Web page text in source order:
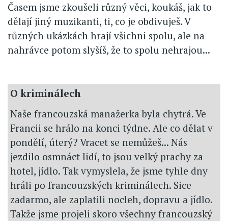
Časem jsme zkoušeli různý věci, koukáš, jak to
dělají jiný muzikanti, ti, co je obdivuješ. V
různých ukázkách hrají všichni spolu, ale na
nahrávce potom slyšíš, že to spolu nehrajou...
O kriminálech
Naše francouzská manažerka byla chytrá. Ve
Francii se hrálo na konci týdne. Ale co dělat v
pondělí, úterý? Vracet se nemůžeš... Nás
jezdilo osmnáct lidí, to jsou velký prachy za
hotel, jídlo. Tak vymyslela, že jsme tyhle dny
hráli po francouzských kriminálech. Sice
zadarmo, ale zaplatili nocleh, dopravu a jídlo.
Takže jsme projeli skoro všechny francouzský